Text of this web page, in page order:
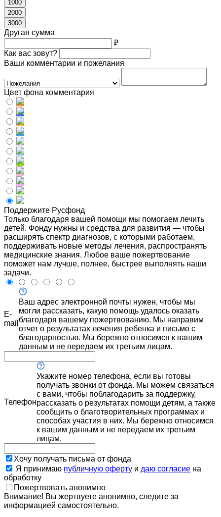
1000
2000
3000
Другая сумма
₽
Как вас зовут?
Ваши комментарии и пожелания
Цвет фона комментария
Поддержите Русфонд
Только благодаря вашей помощи мы помогаем лечить
детей. Фонду нужны и средства для развития — чтобы
расширять спектр диагнозов, с которыми работаем,
поддерживать новые методы лечения, распространять
медицинские знания. Любое ваше пожертвование
поможет нам лучше, полнее, быстрее выполнять наши
задачи.
E-
mail
Ваш адрес электронной почты нужен, чтобы мы
могли рассказать, какую помощь удалось оказать
благодаря вашему пожертвованию. Мы направим
отчет о результатах лечения ребенка и письмо с
благодарностью. Мы бережно относимся к вашим
данным и не передаем их третьим лицам.
Телефон
Укажите номер телефона, если вы готовы
получать звонки от фонда. Мы можем связаться
с вами, чтобы поблагодарить за поддержку,
рассказать о результатах помощи детям, а также
сообщить о благотворительных программах и
способах участия в них. Мы бережно относимся
к вашим данным и не передаем их третьим
лицам.
Хочу получать письма от фонда
Я принимаю публичную оферту и даю согласие на
обработку
Пожертвовать анонимно
Внимание! Вы жертвуете анонимно, следите за
информацией самостоятельно.